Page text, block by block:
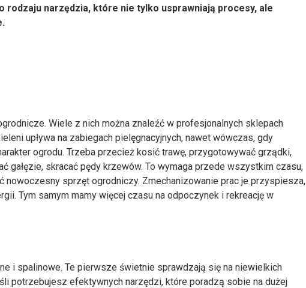
rodzaju narzędzia, które nie tylko usprawniają procesy, ale
Wiele z nich można znaleźć w profesjonalnych sklepach
upływa na zabiegach pielęgnacyjnych, nawet wówczas, gdy
ogrodu. Trzeba przecież kosić trawę, przygotowywać grządki,
gałęzie, skracać pędy krzewów. To wymaga przede wszystkim czasu,
sprzęt ogrodniczy. Zmechanizowanie prac je przyspiesza,
Tym samym mamy więcej czasu na odpoczynek i rekreację w
i spalinowe. Te pierwsze świetnie sprawdzają się na niewielkich
potrzebujesz efektywnych narzędzi, które poradzą sobie na dużej